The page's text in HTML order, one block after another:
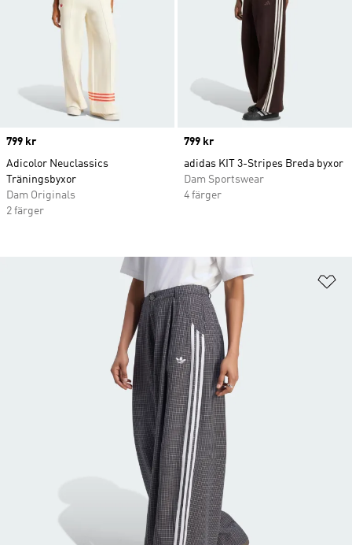
Price
799 kr
Adicolor Neuclassics
Träningsbyxor
Dam Originals
2 färger
Price
799 kr
adidas KIT 3-Stripes Breda byxor
Dam Sportswear
4 färger